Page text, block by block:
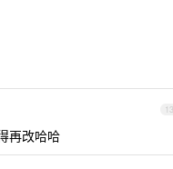
13
再改哈哈